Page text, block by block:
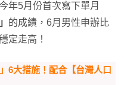
年5月份首次寫下單月
的成績，6月男性申辦比
定走高！
6大措施！配合【台灣人口